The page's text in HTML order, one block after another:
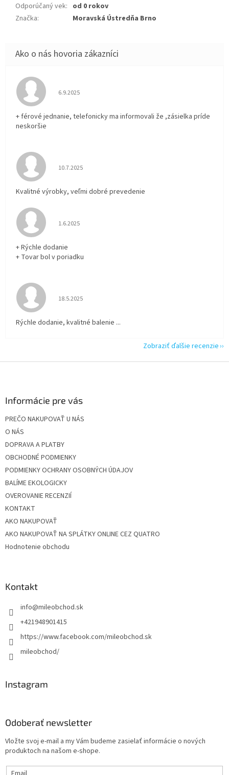
Odporúčaný vek: od 0 rokov
Značka: Moravská Ústredňa Brno
Hodnotenie obchodu je 5 z 5 hviezdičiek.
6.9.2025
+ férové jednanie, telefonicky ma informovali že ,zásielka príde
neskoršie
Hodnotenie obchodu je 5 z 5 hviezdičiek.
10.7.2025
Kvalitné výrobky, veľmi dobré prevedenie
Hodnotenie obchodu je 5 z 5 hviezdičiek.
1.6.2025
+ Rýchle dodanie
+ Tovar bol v poriadku
Hodnotenie obchodu je 5 z 5 hviezdičiek.
18.5.2025
Rýchle dodanie, kvalitné balenie ...
Zobraziť ďalšie recenzie
Informácie pre vás
PREČO NAKUPOVAŤ U NÁS
O NÁS
DOPRAVA A PLATBY
OBCHODNÉ PODMIENKY
PODMIENKY OCHRANY OSOBNÝCH ÚDAJOV
BALÍME EKOLOGICKY
OVEROVANIE RECENZIÍ
KONTAKT
AKO NAKUPOVAŤ
AKO NAKUPOVAŤ NA SPLÁTKY ONLINE CEZ QUATRO
Hodnotenie obchodu
Kontakt
info@mileobchod.sk
+421948901415
https://www.facebook.com/mileobchod.sk
mileobchod/
Instagram
Odoberať newsletter
Vložte svoj e-mail a my Vám budeme zasielať informácie o nových
produktoch na našom e-shope.